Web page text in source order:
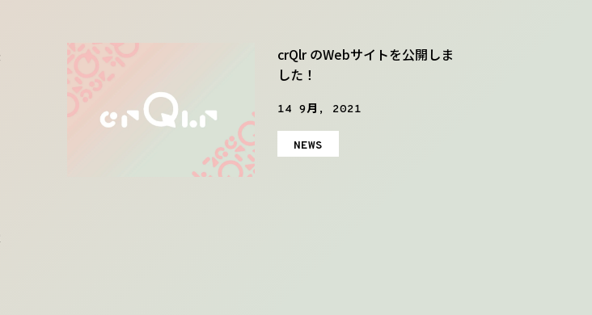
crQlr のWebサイトを公開しま
した！
14 9月, 2021
NEWS